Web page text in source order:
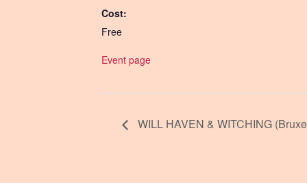
Cost:
Free
Event page
WILL HAVEN & WITCHING